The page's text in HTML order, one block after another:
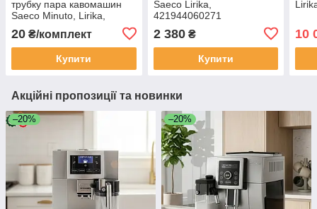
трубку пара кавомашин
Saeco Minuto, Lirika,
14324461
20 ₴/комплект
Купити
Saeco Lirika,
421944060271
2 380₴
Купити
10
Акційні пропозиції та новинки
–20% –20%